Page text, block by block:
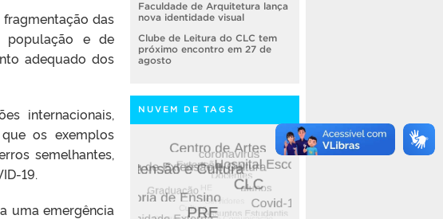
das
população e de
adequado dos
internacionais,
os exemplos
semelhantes,
19.
uma emergência
Faculdade de Arquitetura lança
nova identidade visual
Clube de Leitura do CLC tem
próximo encontro em 27 de
agosto
NUVEM DE TAGS